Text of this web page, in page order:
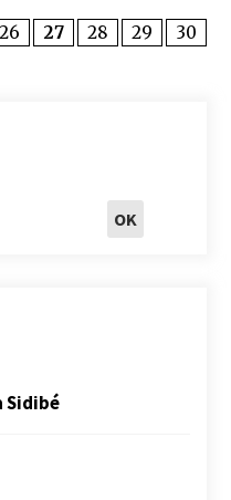
26 27 28 29 30
Sidibé